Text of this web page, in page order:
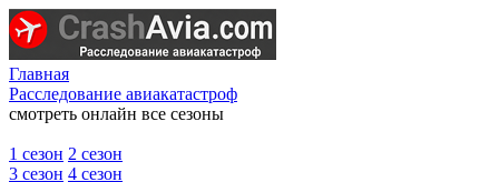
Главная
Расследование авиакатастроф
смотреть онлайн все сезоны
1 сезон 2 сезон
3 сезон 4 сезон